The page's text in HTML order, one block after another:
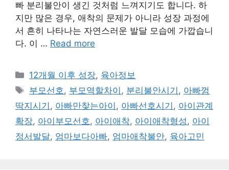
빠 분리불안이 생긴 것처럼 느껴지기도 합니다. 하
지만 많은 경우, 애착의 문제가 아니라 성장 과정에
서 흔히 나타나는 자연스러운 발달 모습에 가깝습니
다. 이 … Read more
Categories
12개월 이후 성장, 육아정보
Tags
부모선호, 부모역할차이 , 분리불안시기 , 아빠껌
딱지시기 , 아빠만찾는아이 , 아빠선호시기 , 아이관계
확장, 아이부모선호, 아이애착, 아이애착형성, 아이
정서발달, 엄마보다아빠, 엄마애착불안, 육아고민